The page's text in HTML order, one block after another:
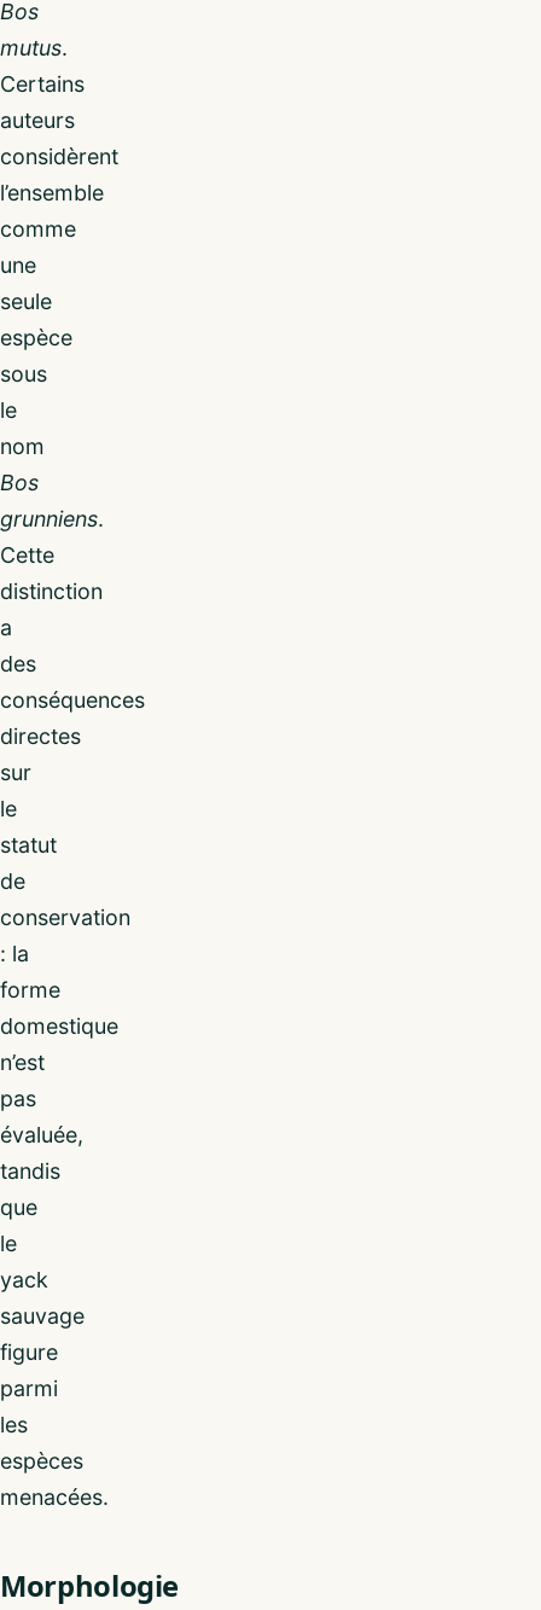
Bos
mutus.
Certains
auteurs
considèrent
l’ensemble
comme
une
seule
espèce
sous
le
nom
Bos
grunniens.
Cette
distinction
a
des
conséquences
directes
sur
le
statut
de
conservation
: la
forme
domestique
n’est
pas
évaluée,
tandis
que
le
yack
sauvage
figure
parmi
les
espèces
menacées.
Morphologie